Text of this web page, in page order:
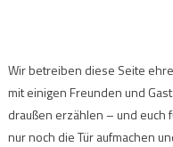
Wir betreiben diese Seite
mit einigen Freunden und
draußen erzählen – und euch
nur noch die Tür aufmachen